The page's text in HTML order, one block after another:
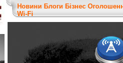
Новини Блоги Бізнес
Wi-Fi